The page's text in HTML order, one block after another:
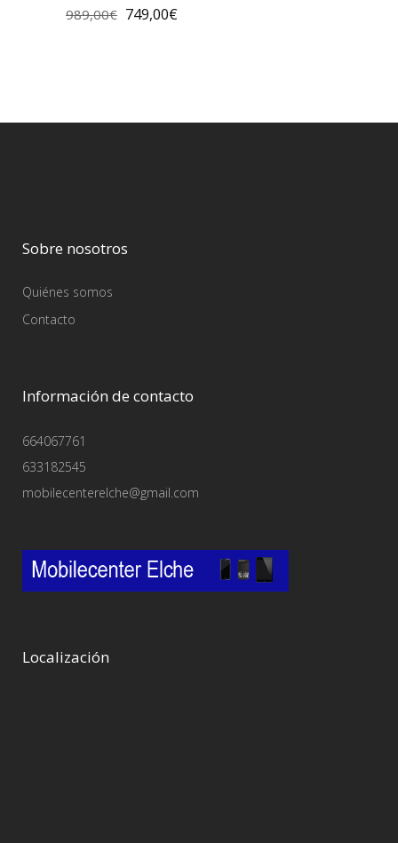
989,00€ 749,00€
Sobre nosotros
Quiénes somos
Contacto
Información de contacto
664067761
633182545
mobilecenterelche@gmail.com
Localización